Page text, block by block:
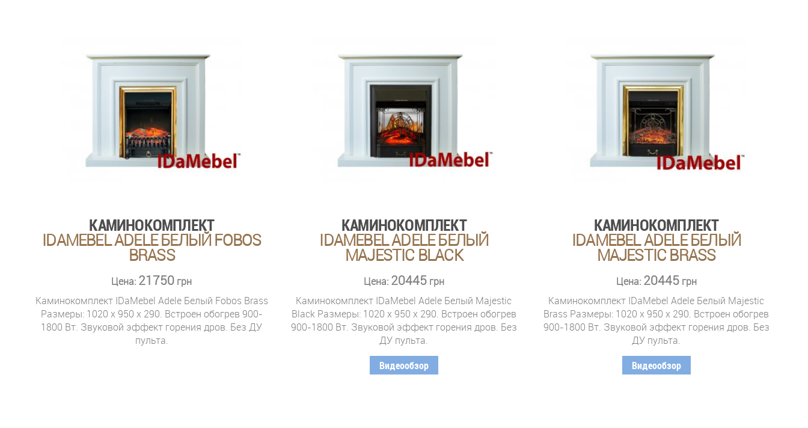
КАМИНОКОМПЛЕКТ
IDAMEBEL ADELE БЕЛЫЙ FOBOS
BRASS
Цена: 21750 грн
Каминокомплект IDaMebel Adele Белый Fobos Brass
Размеры: 1020 x 950 x 290. Встроен обогрев 900-
1800 Вт. Звуковой эффект горения дров. Без ДУ
пульта.
КАМИНОКОМПЛЕКТ
IDAMEBEL ADELE БЕЛЫЙ
MAJESTIC BLACK
Цена: 20445грн
Каминокомплект IDaMebel Adele Белый Majestic
Black Размеры: 1020 x 950 x 290. Встроен обогрев
900-1800 Вт. Звуковой эффект горения дров. Без
ДУ пульта.
Видеообзор
КАМИНОКОМПЛЕКТ
IDAMEBEL ADELE БЕЛЫЙ
MAJESTIC BRASS
Цена: 20445грн
Каминокомплект IDaMebel Adele Белый Majestic
Brass Размеры: 1020 x 950 x 290. Встроен обогрев
900-1800 Вт. Звуковой эффект горения дров. Без
ДУ пульта.
Видеообзор